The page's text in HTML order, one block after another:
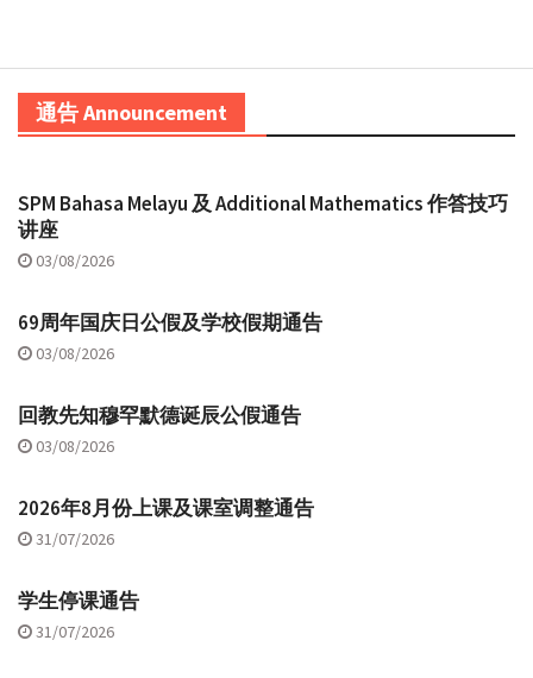
通告 Announcement
SPM Bahasa Melayu 及 Additional Mathematics 作答技巧
讲座
03/08/2026
69周年国庆日公假及学校假期通告
03/08/2026
回教先知穆罕默德诞辰公假通告
03/08/2026
2026年8月份上课及课室调整通告
31/07/2026
学生停课通告
31/07/2026